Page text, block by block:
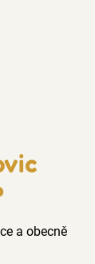
a obecně